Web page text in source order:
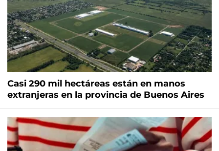
Casi 290 mil hectáreas están en manos
extranjeras en la provincia de Buenos Aires